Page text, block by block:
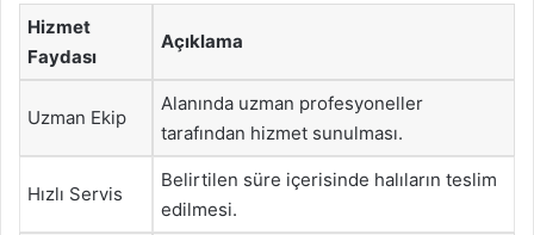
Hizmet
Faydası
Açıklama
Uzman Ekip
Alanında uzman profesyoneller
tarafından hizmet sunulması.
Hızlı Servis
Belirtilen süre içerisinde halıların teslim
edilmesi.